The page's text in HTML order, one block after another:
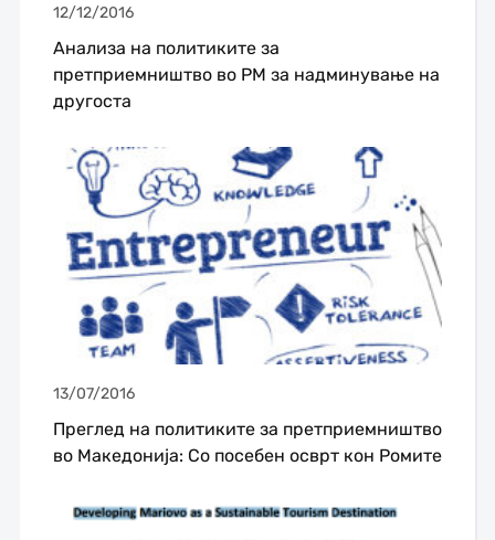
12/12/2016
Aнализа на политиките за
претприемништво во РМ за надминување на
другоста
13/07/2016
Преглед на политиките за претприемништво
во Македонија: Со посебен осврт кон Ромите